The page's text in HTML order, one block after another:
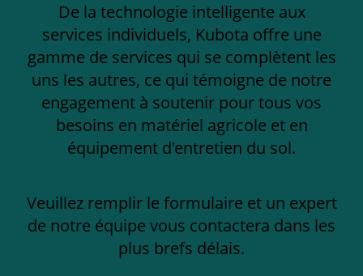
De la technologie intelligente aux
services individuels, Kubota offre une
gamme de services qui se complètent les
uns les autres, ce qui témoigne de notre
engagement à soutenir pour tous vos
besoins en matériel agricole et en
équipement d'entretien du sol.
Veuillez remplir le formulaire et un expert
de notre équipe vous contactera dans les
plus brefs délais.